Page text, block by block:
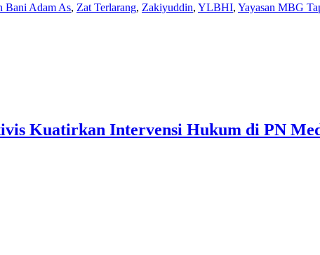
Bani Adam As, Zat Terlarang, Zakiyuddin, YLBHI, Yayasan MBG
Kuatirkan Intervensi Hukum di PN